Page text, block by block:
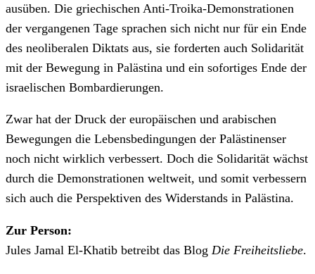
ausüben. Die griechischen Anti-Troika-Demonstrationen
der vergangenen Tage sprachen sich nicht nur für ein Ende
des neoliberalen Diktats aus, sie forderten auch Solidarität
mit der Bewegung in Palästina und ein sofortiges Ende der
israelischen Bombardierungen.
Zwar hat der Druck der europäischen und arabischen
Bewegungen die Lebensbedingungen der Palästinenser
noch nicht wirklich verbessert. Doch die Solidarität wächst
durch die Demonstrationen weltweit, und somit verbessern
sich auch die Perspektiven des Widerstands in Palästina.
Zur Person:
Jules Jamal El-Khatib betreibt das Blog Die Freiheitsliebe.